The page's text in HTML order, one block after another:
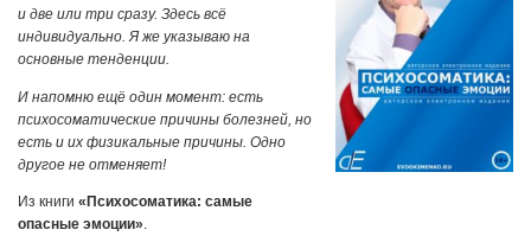
и две или три сразу. Здесь всё
индивидуально. Я же указываю на
основные тенденции.
И напомню ещё один момент: есть
психосоматические причины болезней, но
есть и их физикальные причины. Одно
другое не отменяет!
Из книги «Психосоматика: самые
опасные эмоции»